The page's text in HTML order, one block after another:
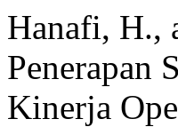
Hanafi, H.,
Penerapan
Kinerja